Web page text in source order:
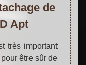
de
Apt
très important
être sûr de